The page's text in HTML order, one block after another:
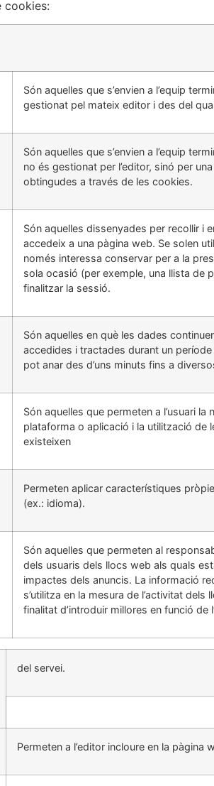
cookies:
Són aquelles que s’envien a l’equip
gestionat pel mateix editor i des del
Són aquelles que s’envien a l’equip
no és gestionat per l’editor, sinó per
obtingudes a través de les cookies.
Són aquelles dissenyades per recollir i
accedeix a una pàgina web. Se solen
només interessa conservar per a la
sola ocasió (per exemple, una llista de
finalitzar la sessió.
Són aquelles en què les dades
accedides i tractades durant un
pot anar des d’uns minuts fins a
Són aquelles que permeten a l’usuari
plataforma o aplicació i la utilització de
existeixen
Permeten aplicar característiques
(ex.: idioma).
Són aquelles que permeten al
dels usuaris dels llocs web als quals
impactes dels anuncis. La informació
s’utilitza en la mesura de l’activitat
finalitat d’introduir millores en funció de
del servei.
Permeten a l’editor incloure en la pàgina